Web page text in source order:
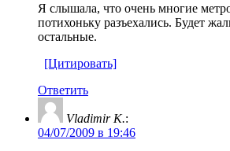
Я слышала, что очень многие
потихоньку разъехались. Будет
остальные.
[Цитировать]
Ответить
Vladimir K.:
04/07/2009 в 19:46